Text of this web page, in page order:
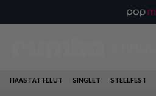
HAASTATTELUT SINGLET STEELFEST